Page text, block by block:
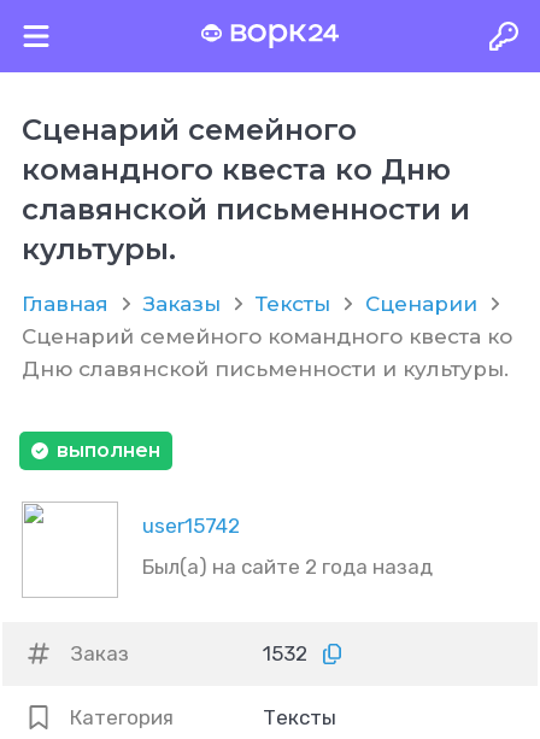
Сценарий семейного
командного квеста ко Дню
славянской письменности и
культуры.
Главная Заказы Тексты
Сценарии
Сценарий семейного командного квеста ко
Дню славянской письменности и культуры.
user15742
Был(а) на сайте 2 года назад
выполнен
Заказ 1532
Категория Тексты